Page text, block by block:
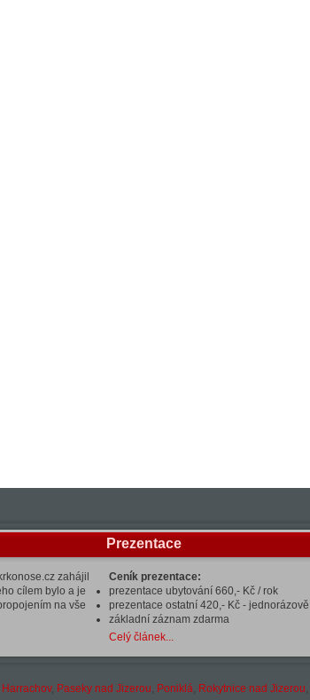
zahájil
cílem bylo a je
na vše
Prezentace
Ceník prezentace:
prezentace ubytování 660,- Kč / rok
prezentace ostatní 420,- Kč - jednorázově
základní záznam zdarma
Celý článek...
Harrachov, Paseky nad Jizerou, Poniklá, Rokytnice nad Jizerou,